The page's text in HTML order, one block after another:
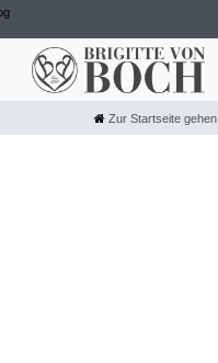
Zur Startseite gehen